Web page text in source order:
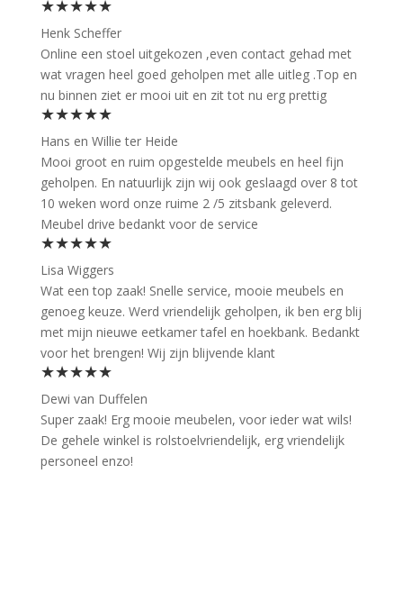
★★★★★
Henk Scheffer
Online een stoel uitgekozen ,even contact gehad met
wat vragen heel goed geholpen met alle uitleg .Top en
nu binnen ziet er mooi uit en zit tot nu erg prettig
★★★★★
Hans en Willie ter Heide
Mooi groot en ruim opgestelde meubels en heel fijn
geholpen. En natuurlijk zijn wij ook geslaagd over 8 tot
10 weken word onze ruime 2 /5 zitsbank geleverd.
Meubel drive bedankt voor de service
★★★★★
Lisa Wiggers
Wat een top zaak! Snelle service, mooie meubels en
genoeg keuze. Werd vriendelijk geholpen, ik ben erg blij
met mijn nieuwe eetkamer tafel en hoekbank. Bedankt
voor het brengen! Wij zijn blijvende klant
★★★★★
Dewi van Duffelen
Super zaak! Erg mooie meubelen, voor ieder wat wils!
De gehele winkel is rolstoelvriendelijk, erg vriendelijk
personeel enzo!